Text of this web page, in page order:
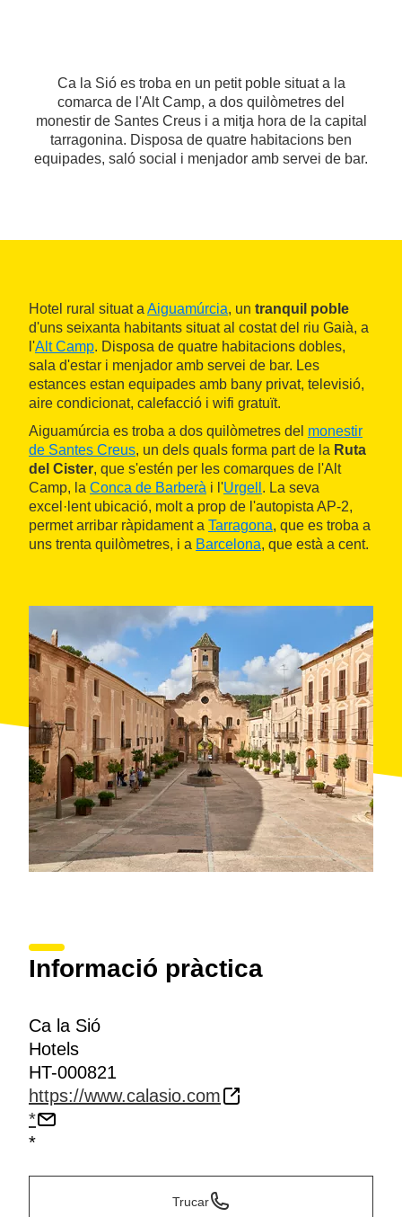
Ca la Sió es troba en un petit poble situat a la
comarca de l'Alt Camp, a dos quilòmetres del
monestir de Santes Creus i a mitja hora de la capital
tarragonina. Disposa de quatre habitacions ben
equipades, saló social i menjador amb servei de bar.
Hotel rural situat a Aiguamúrcia, un tranquil poble
d'uns seixanta habitants situat al costat del riu Gaià, a
l'Alt Camp. Disposa de quatre habitacions dobles,
sala d'estar i menjador amb servei de bar. Les
estances estan equipades amb bany privat, televisió,
aire condicionat, calefacció i wifi gratuït.
Aiguamúrcia es troba a dos quilòmetres del monestir
de Santes Creus, un dels quals forma part de la Ruta
del Cister, que s'estén per les comarques de l'Alt
Camp, la Conca de Barberà i l'Urgell . La seva
excel·lent ubicació, molt a prop de l'autopista AP-2,
permet arribar ràpidament a Tarragona, que es troba a
uns trenta quilòmetres, i a Barcelona, que està a cent.
Informació pràctica
Ca la Sió
Hotels
HT-000821
https://www.calasio.com
*
*
Trucar